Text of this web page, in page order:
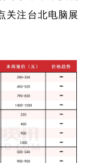
关注 台北电脑展